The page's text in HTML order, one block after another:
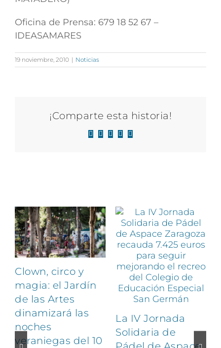
Oficina de Prensa: 679 18 52 67 –
IDEASAMARES
19 noviembre, 2010 | Noticias
¡Comparte esta historia!
Facebook
X LinkedIn
WhatsApp
Correo
Clown, circo y
magia: el Jardín
de las Artes
dinamizará las
noches
veraniegas del 10
La IV Jornada
Solidaria de